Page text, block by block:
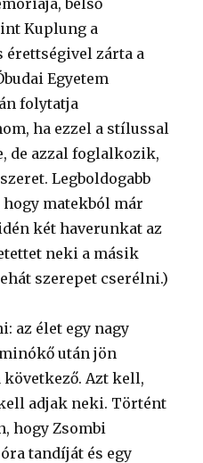
belső
Kuplung a
érettségivel zárta a
Egyetem
folytatja
ha ezzel a stílussal
de azzal foglalkozik,
Legboldogabb
hogy matekból már
két haverunkat az
neki a másik
szerepet cserélni.)
az élet egy nagy
után jön
Azt kell,
adjak neki. Történt
hogy Zsombi
tandíját és egy